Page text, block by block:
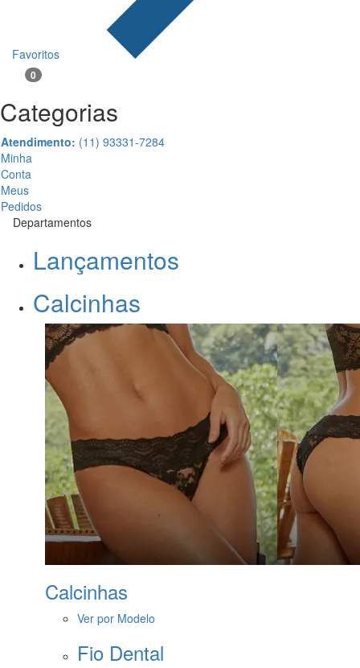
Favoritos
0
Categorias
Atendimento: (11) 93331-7284
Minha
Conta
Meus
Pedidos
Departamentos
Lançamentos
Calcinhas
Calcinhas
Ver por Modelo
Fio Dental